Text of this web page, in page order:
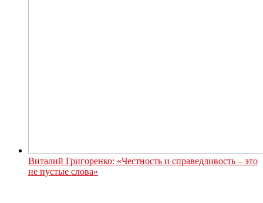
Виталий Григоренко: «Честность и справедливость – это
не пустые слова»